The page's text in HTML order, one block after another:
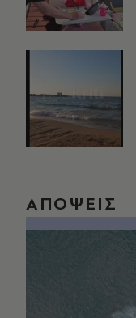
ΑΠΟΨΕΙΣ